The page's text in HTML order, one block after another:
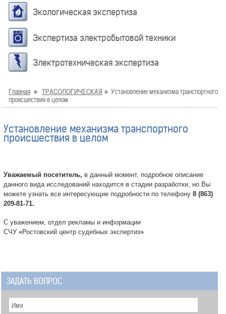
Экологическая экспертиза
Экспертиза электробытовой техники
Электротехническая экспертиза
Главная ТРАСОЛОГИЧЕСКАЯ
Установление механизма транспортного
происшествия в целом
Установление механизма транспортного
происшествия в целом
Уважаемый посетитель, в данный момент, подробное описание
данного вида исследований находится в стадии разработки, но Вы
можете узнать все интересующие подробности по телефону 8 (863)
209-81-71.
С уважением, отдел рекламы и информации
СЧУ «Ростовский центр судебных экспертиз»
ЗАДАТЬ ВОПРОС